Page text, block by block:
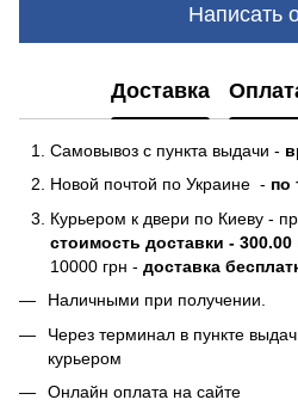
Написать
Доставка
Самовывоз с пункта выдачи -
Новой почтой по Украине - по
Курьером к двери по Киеву -
стоимость доставки - 300.00
10000 грн - доставка
Наличными при получении.
Через терминал в пункте
курьером
Онлайн оплата на сайте